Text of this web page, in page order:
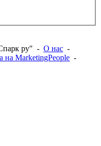
ру" - О нас -
на MarketingPeople -